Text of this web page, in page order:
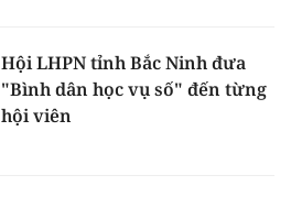
Hội LHPN tỉnh Bắc Ninh đưa
"Bình dân học vụ số" đến từng
hội viên